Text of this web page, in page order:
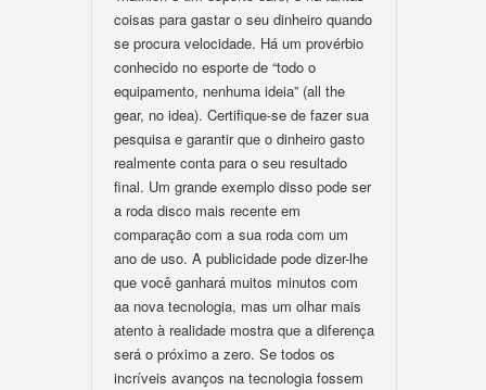
coisas para gastar o seu dinheiro quando
se procura velocidade. Há um provérbio
conhecido no esporte de “todo o
equipamento, nenhuma ideia” (all the
gear, no idea). Certifique-se de fazer sua
pesquisa e garantir que o dinheiro gasto
realmente conta para o seu resultado
final. Um grande exemplo disso pode ser
a roda disco mais recente em
comparação com a sua roda com um
ano de uso. A publicidade pode dizer-lhe
que você ganhará muitos minutos com
aa nova tecnologia, mas um olhar mais
atento à realidade mostra que a diferença
será o próximo a zero. Se todos os
incríveis avanços na tecnologia fossem